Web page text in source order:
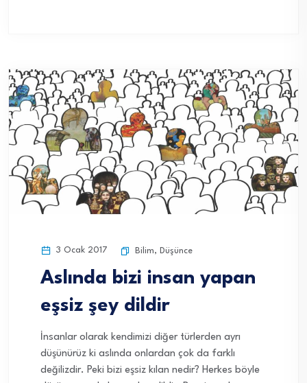
3 Ocak 2017 Bilim, Düşünce
Aslında bizi insan yapan
eşsiz şey dildir
İnsanlar olarak kendimizi diğer türlerden ayrı
düşünürüz ki aslında onlardan çok da farklı
değilizdir. Peki bizi eşsiz kılan nedir? Herkes böyle